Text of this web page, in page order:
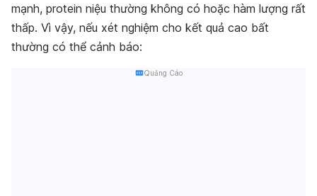
mạnh, protein niệu thường không có hoặc hàm lượng rất
thấp. Vì vậy, nếu xét nghiệm cho kết quả cao bất
thường có thể cảnh báo:
Quảng Cáo